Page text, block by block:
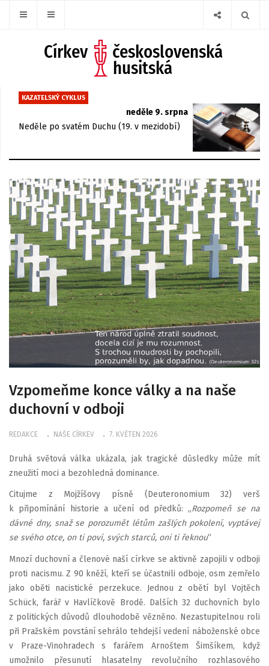
KAZATELSKÝ CYKLUS
neděle 9. srpna
Neděle po svatém Duchu (19. v mezidobí)
Vzpomeňme konce války a na naše
duchovní v odboji
REDAKCE NAŠE CÍRKEV 7. KVĚTEN 2026
Druhá světová válka ukázala, jak tragické důsledky může mít
zneužití moci a bezohledná dominance.
Citujme z Mojžíšovy písně (Deuteronomium 32) verš
k připomínání historie a učení od předků: „Rozpomeň se na
dávné dny, snaž se porozumět létům zašlých pokolení, vyptávej
se svého otce, on ti poví, svých starců, oni ti řeknou“
Mnozí duchovní a členové naší církve se aktivně zapojili v odboji
proti nacismu. Z 90 kněží, kteří se účastnili odboje, osm zemřelo
jako oběti nacistické perzekuce. Jednou z obětí byl Vojtěch
Schück, farář v Havlíčkově Brodě. Dalších 32 duchovních bylo
z politických důvodů dlouhodobě vězněno. Nezastupitelnou roli
při Pražském povstání sehrálo tehdejší vedení náboženské obce
v Praze-Vinohradech s farářem Arnoštem Šimšíkem, když
umožnilo přesunutí hlasatelny revolučního rozhlasového